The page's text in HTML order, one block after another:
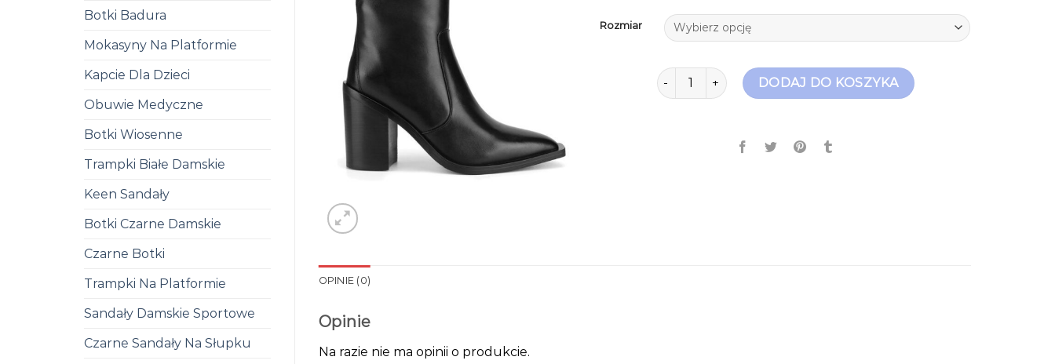
Botki Badura
Mokasyny Na Platformie
Kapcie Dla Dzieci
Obuwie Medyczne
Botki Wiosenne
Trampki Białe Damskie
Keen Sandały
Botki Czarne Damskie
Czarne Botki
Trampki Na Platformie
Sandały Damskie Sportowe
Czarne Sandały Na Słupku
Rozmiar
ilość gino rossi botkiDODAJ DO KOSZYKA
OPINIE (0)
Opinie
Na razie nie ma opinii o produkcie.